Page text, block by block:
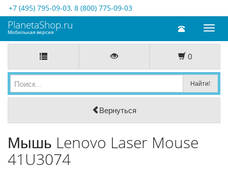
+7 (495) 795-09-03, 8 (800) 775-09-03
Toggle
PlanetaShop.ru
Мобильная версия
0
Вернуться
Мышь Lenovo Laser Mouse
41U3074